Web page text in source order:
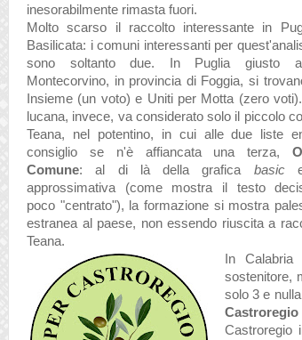
inesorabilmente rimasta fuori.
Molto scarso il raccolto interessante in
Basilicata: i comuni interessanti per
sono soltanto due. In Puglia giusto
Montecorvino, in provincia di Foggia, si
Insieme (un voto) e Uniti per Motta (zero
lucana, invece, va considerato solo il piccolo
Teana, nel potentino, in cui alle due liste
consiglio se n'è affiancata una terza,
Comune: al di là della grafica basice
approssimativa (come mostra il testo
poco "centrato"), la formazione si mostra
estranea al paese, non essendo riuscita a
Teana.
In
sostenitore,
solo 3 e
Castroregio